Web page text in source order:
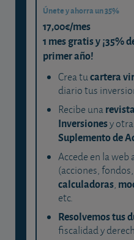
Únete y ahorra un 35%
17,00€/mes
1 mes gratis y ¡35%
primer año!
Crea tucartera
diario tus
Recibe una
Inversionesy
Suplemento de
Accede en la web
(acciones, fondos,
calculadoras,
etc.
Resolvemos tus
fiscalidad y